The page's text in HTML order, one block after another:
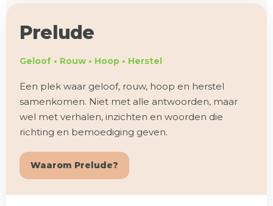
Prelude
Geloof • Rouw • Hoop • Herstel
Een plek waar geloof, rouw, hoop en herstel
samenkomen. Niet met alle antwoorden, maar
wel met verhalen, inzichten en woorden die
richting en bemoediging geven.
Waarom Prelude?